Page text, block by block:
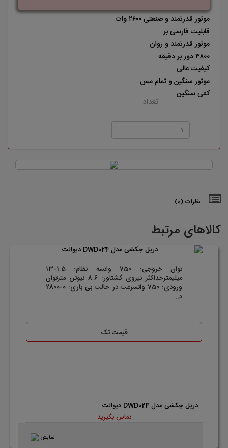
موتور قدرتمند و صنعتی ۲۶۰۰ وات
قابلیت فارسی بر
موتور قدرتمند و روان
۳۸۰۰ دور بر دقیقه
کیفیت عالی
موتور سنگین و تمام مس
کفی سنگین
تعداد
نظرات (0)
کالاهای مرتبط
توان خروجی: 750 واتسه نظام: 1.5-13
میلیمترحداکثر نیروی گشتاور: 8.6 نیوتن مترتوان
ورودی: 750 واتسرعت در حالت بی باری: 0-2800
د..
قیمت تک
دریل چکشی مدل DWD024 دیوالت
تماس بگیرید
نمایش